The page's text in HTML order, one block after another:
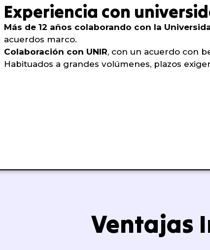
Experiencia con
Más de 12 años colaborando con la
acuerdos marco.
Colaboración con UNIR, con un acuerdo con
Habituados a grandes volúmenes, plazos
Ventajas